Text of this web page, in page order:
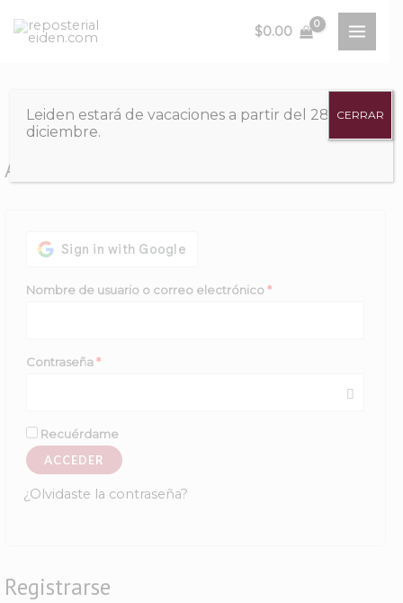
$0.00
MAIN
Acceder
Nombre de usuario o correo electrónico*Obligatorio
Contraseña*Obligatorio
Recuérdame
ACCEDER
¿Olvidaste la contraseña?
Registrarse
Leiden estará de vacaciones a partir del 28 de
diciembre.
CERRAR